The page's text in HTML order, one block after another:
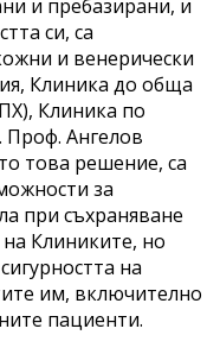
и пребазирани, и
си, са
и венерически
Клиника до обща
Клиника по
Проф. Ангелов
това решение, са
за
при съхраняване
Клиниките, но
на
им, включително
пациенти.